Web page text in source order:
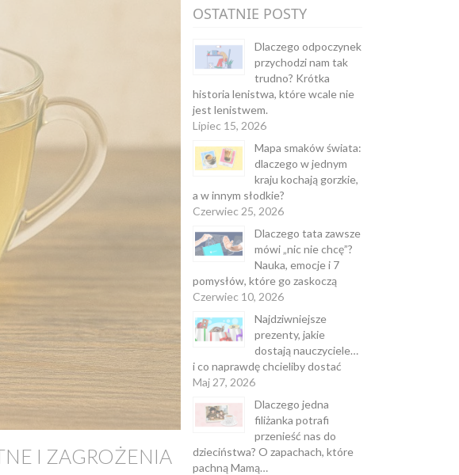
I ZAGROŻENIA
OSTATNIE POSTY
Dlaczego odpoczynek
przychodzi nam tak
trudno? Krótka
historia lenistwa, które wcale nie
jest lenistwem.
Lipiec 15, 2026
Mapa smaków świata:
dlaczego w jednym
kraju kochają gorzkie,
a w innym słodkie?
Czerwiec 25, 2026
Dlaczego tata zawsze
mówi „nic nie chcę”?
Nauka, emocje i 7
pomysłów, które go zaskoczą
Czerwiec 10, 2026
Najdziwniejsze
prezenty, jakie
dostają nauczyciele…
i co naprawdę chcieliby dostać
Maj 27, 2026
Dlaczego jedna
filiżanka potrafi
przenieść nas do
dzieciństwa? O zapachach, które
pachną Mamą…